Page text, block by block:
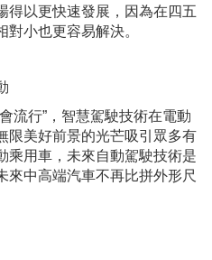
得以更快速發展，因為在四五
小也更容易解決。
流行”，智慧駕駛技術在電動
限美好前景的光芒吸引眾多有
乘用車，未來自動駕駛技術是
來中高端汽車不再比拼外形尺